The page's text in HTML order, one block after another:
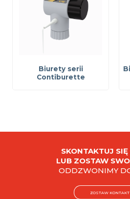
Biurety serii
Contiburette
SKONTAKTUJ
LUB ZOSTAW
ODDZWONIMY
ZOSTAW KONTAKT